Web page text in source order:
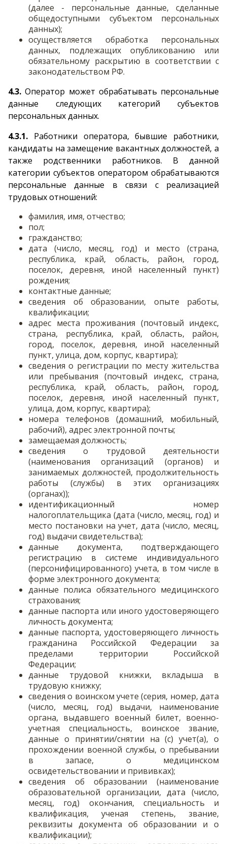
(далее - персональные данные, сделанные
общедоступными субъектом персональных
данных);
осуществляется обработка персональных
данных, подлежащих опубликованию или
обязательному раскрытию в соответствии с
законодательством РФ.
4.3.Оператор может обрабатывать персональные
данные следующих категорий субъектов
персональных данных.
4.3.1. Работники оператора, бывшие работники,
кандидаты на замещение вакантных должностей, а
также родственники работников. В данной
категории субъектов оператором обрабатываются
персональные данные в связи с реализацией
трудовых отношений:
фамилия, имя, отчество;
пол;
гражданство;
дата (число, месяц, год) и место (страна,
республика, край, область, район, город,
поселок, деревня, иной населенный пункт)
рождения;
контактные данные;
сведения об образовании, опыте работы,
квалификации;
адрес места проживания (почтовый индекс,
страна, республика, край, область, район,
город, поселок, деревня, иной населенный
пункт, улица, дом, корпус, квартира);
сведения о регистрации по месту жительства
или пребывания (почтовый индекс, страна,
республика, край, область, район, город,
поселок, деревня, иной населенный пункт,
улица, дом, корпус, квартира);
номера телефонов (домашний, мобильный,
рабочий), адрес электронной почты;
замещаемая должность;
сведения о трудовой деятельности
(наименования организаций (органов) и
занимаемых должностей, продолжительность
работы (службы) в этих организациях
(органах));
идентификационный номер
налогоплательщика (дата (число, месяц, год) и
место постановки на учет, дата (число, месяц,
год) выдачи свидетельства);
данные документа, подтверждающего
регистрацию в системе индивидуального
(персонифицированного) учета, в том числе в
форме электронного документа;
данные полиса обязательного медицинского
страхования;
данные паспорта или иного удостоверяющего
личность документа;
данные паспорта, удостоверяющего личность
гражданина Российской Федерации за
пределами территории Российской
Федерации;
данные трудовой книжки, вкладыша в
трудовую книжку;
сведения о воинском учете (серия, номер, дата
(число, месяц, год) выдачи, наименование
органа, выдавшего военный билет, военно-
учетная специальность, воинское звание,
данные о принятии/снятии на (с) учет(а), о
прохождении военной службы, о пребывании
в запасе, о медицинском
освидетельствовании и прививках);
сведения об образовании (наименование
образовательной организации, дата (число,
месяц, год) окончания, специальность и
квалификация, ученая степень, звание,
реквизиты документа об образовании и о
квалификации);